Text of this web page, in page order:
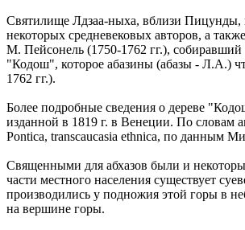
Святилище Лдзаа-ныха, вблизи Пицунды,
некоторых средневековых авторов, а
М. Пейсонель (1750-1762 гг.),
"Кодош", которое абазины (абазы - Л.А.)
1762 гг.).
Более подробные сведения о дереве
изданной в 1819 г. в Венеции. По словам
Pontica, transcaucasia ethnica, по данным
Священными для абхазов были и
части местного населения существует
производились у подножия этой горы в
на вершине горы.